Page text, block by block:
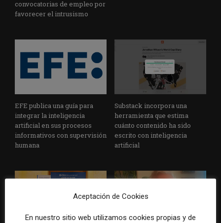
convocatorias de empleo por
favorecer el intrusismo
EFE publica una guía para
integrar la inteligencia
artificial en sus procesos
informativos con supervisión
humana
Substack incorpora una
herramienta que estima
cuánto contenido ha sido
escrito con inteligencia
artificial
Aceptación de Cookies
En nuestro sitio web utilizamos cookies propias y de